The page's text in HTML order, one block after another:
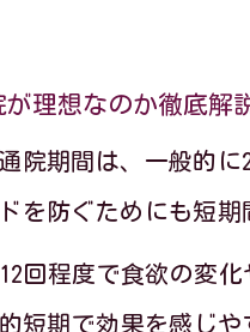
耳つぼダイ
耳つぼダ
耳つぼダイ
耳つぼダイ
耳つぼダイエ
理想なのか徹底解
院期間は、一般的
を防ぐためにも短
回程度で食欲の変
短期で効果を感じ